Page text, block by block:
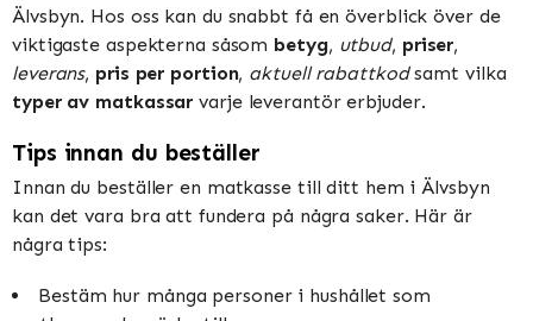
Älvsbyn. Hos oss kan du snabbt få en överblick över de
viktigaste aspekterna såsom betyg, utbud, priser,
leverans, pris per portion, aktuell rabattkodsamt vilka
typer av matkassar varje leverantör erbjuder.
Tips innan du beställer
Innan du beställer en matkasse till ditt hem i Älvsbyn
kan det vara bra att fundera på några saker. Här är
några tips:
Bestäm hur många personer i hushållet som